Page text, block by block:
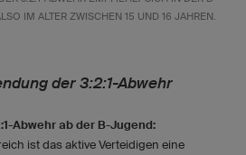
IM ALTER ZWISCHEN 15 UND 16 JAHREN.
der 3:2:1-Abwehr
Abwehr ab der B-Jugend:
ist das aktive Verteidigen eine